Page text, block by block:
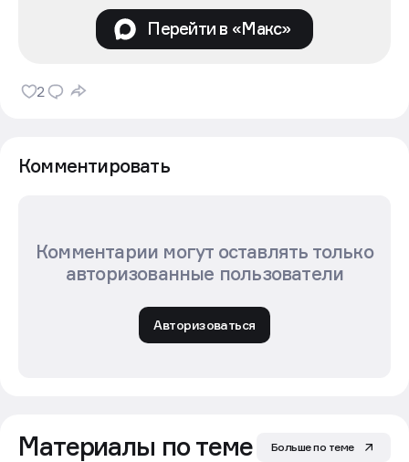
Перейти в «Макс»
2
Комментировать
Комментарии могут оставлять только
авторизованные пользователи
Авторизоваться
Материалы по теме Больше по теме